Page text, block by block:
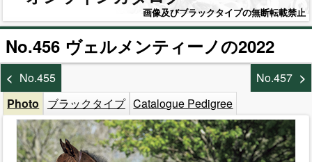
画像及びブラックタイプの無断転載禁止
No.456 ヴェルメンティーノの2022
No.455
No.457
Photo
ブラックタイプ Catalogue Pedigree